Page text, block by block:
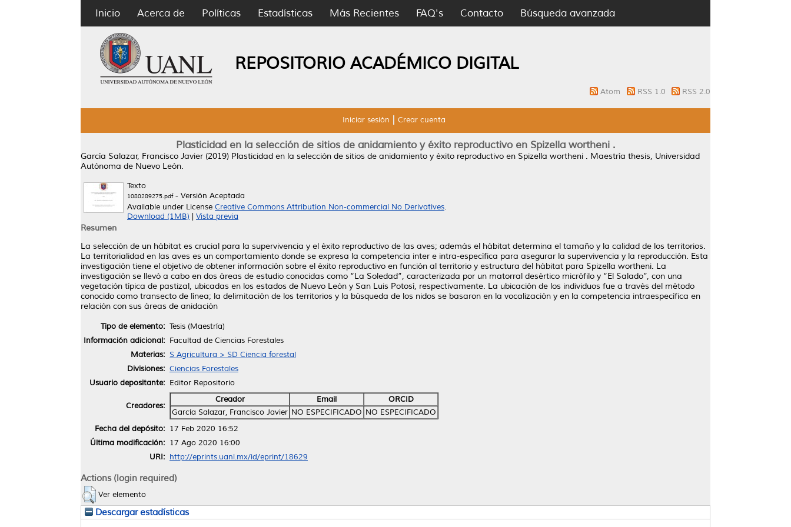
Inicio Acerca de Políticas Estadísticas Más Recientes FAQ's Contacto Búsqueda avanzada
REPOSITORIO ACADÉMICO DIGITAL
Atom RSS 1.0 RSS 2.0
Iniciar sesión Crear cuenta
Plasticidad en la selección de sitios de anidamiento y éxito reproductivo en Spizella wortheni .
García Salazar, Francisco Javier (2019) Plasticidad en la selección de sitios de anidamiento y éxito reproductivo en Spizella wortheni . Maestría thesis, Universidad
Autónoma de Nuevo León.
Texto
1080289275.pdf- Versión Aceptada
Available under License Creative Commons Attribution Non-commercial No Derivatives.
Download (1MB)
Vista previa
Resumen
La selección de un hábitat es crucial para la supervivencia y el éxito reproductivo de las aves; además el hábitat determina el tamaño y la calidad de los territorios.
La territorialidad en las aves es un comportamiento donde se expresa la competencia inter e intra-específica para asegurar la supervivencia y la reproducción. Esta
investigación tiene el objetivo de obtener información sobre el éxito reproductivo en función al territorio y estructura del hábitat para Spizella wortheni. La
investigación se llevó a cabo en dos áreas de estudio conocidas como “La Soledad”, caracterizada por un matorral desértico micrófilo y “El Salado”, con una
vegetación típica de pastizal, ubicadas en los estados de Nuevo León y San Luis Potosí, respectivamente. La ubicación de los individuos fue a través del método
conocido como transecto de línea; la delimitación de los territorios y la búsqueda de los nidos se basaron en la vocalización y en la competencia intraespecífica en
relación con sus áreas de anidación
Tipo de elemento: Tesis (Maestría)
Información adicional: Facultad de Ciencias Forestales
Materias: S Agricultura > SD Ciencia forestal
Divisiones: Ciencias Forestales
Usuario depositante: Editor Repositorio
Creadores:
Creador Email
ORCID
García Salazar, Francisco Javier NO ESPECIFICADO NO ESPECIFICADO
Fecha del depósito: 17 Feb 2020 16:52
Última modificación: 17 Ago 2020 16:00
URI: http://eprints.uanl.mx/id/eprint/18629
Actions (login required)
Ver elemento
Descargar estadísticas